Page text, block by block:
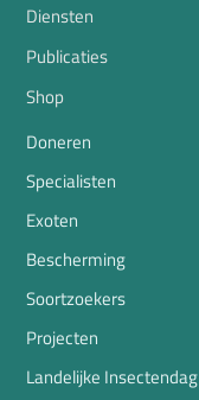
Diensten
Publicaties
Shop
Doneren
Specialisten
Exoten
Bescherming
Soortzoekers
Projecten
Landelijke Insectendag